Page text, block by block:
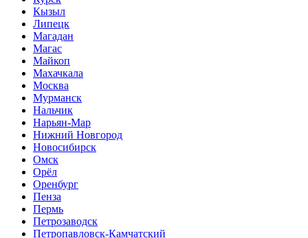
Кызыл
Липецк
Магадан
Магас
Майкоп
Махачкала
Москва
Мурманск
Нальчик
Нарьян-Мар
Нижний Новгород
Новосибирск
Омск
Орёл
Оренбург
Пенза
Пермь
Петрозаводск
Петропавловск-Камчатский